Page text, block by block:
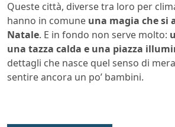
Queste città, diverse tra loro per
hanno in comune una magia che si
Natale. E in fondo non serve molto:
una tazza calda e una piazza
dettagli che nasce quel senso di
sentire ancora un po’ bambini.